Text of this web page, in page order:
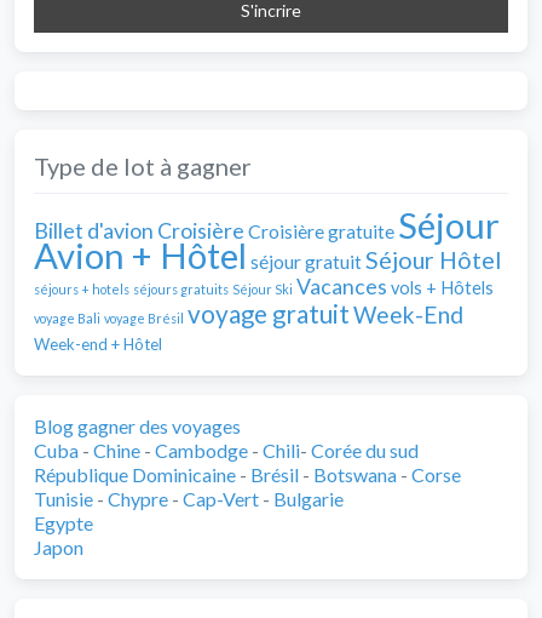
Type de lot à gagner
Billet d'avion Croisière Croisière gratuite Séjour
Avion + Hôtel séjour gratuitSéjour Hôtel
séjours + hotels séjours gratuits Séjour Ski Vacances vols + Hôtels
voyage Bali voyage Brésil voyage gratuitWeek-End
Week-end + Hôtel
Blog gagner des voyages
Cuba - Chine - Cambodge - Chili- Corée du sud
République Dominicaine - Brésil - Botswana - Corse
Tunisie - Chypre - Cap-Vert - Bulgarie
Egypte
Japon